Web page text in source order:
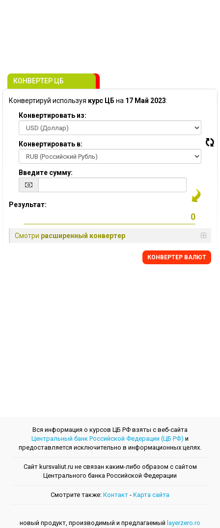
КОНВЕРТЕР ЦБ
Конвертируй используя курс ЦБ на 17 Май 2023:
Конвертировать из:
Конвертировать в:
Введите сумму:
Результат:
Смотри расширенный конвертер
КОНВЕРТЕР ВАЛЮТ
Вся информация о курсов ЦБ РФ взяты с веб-сайта
Центральный банк Российской Федерации (ЦБ РФ) и
предоставляется исключительно в информационных целях.
Сайт kursvaliut.ru не связан каким-либо образом с сайтом
Центрального банкa Российской Федерации
Смотрите также: Контакт - Kарта сайта
новый продукт, производимый и предлагаемый layerzero.ro